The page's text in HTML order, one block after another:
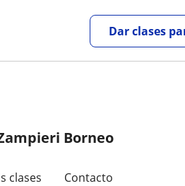
Dar clases
Borneo
clases Contacto